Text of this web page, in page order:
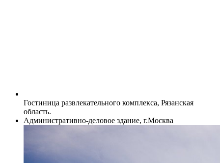
Гостиница развлекательного комплекса, Рязанская
область.
Административно-деловое здание, г.Москва